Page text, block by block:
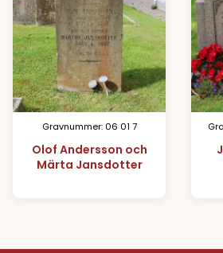
Gravnummer: 06 01 7
Olof Andersson och
Märta Jansdotter